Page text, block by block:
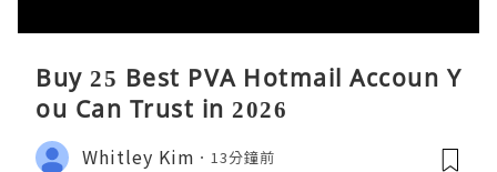
Buy 25 Best PVA Hotmail Accoun Y
ou Can Trust in 2026
Whitley Kim 13分鐘前